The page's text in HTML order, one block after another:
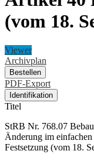
(vom 18.
Viewer
Archivplan
Bestellen
PDF-Export
Identifikation
Titel
StRB Nr. 768.07
Änderung im
Festsetzung (vom 18.